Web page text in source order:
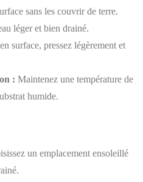
sans les couvrir de terre.
léger et bien drainé.
surface, pressez légèrement et
: Maintenez une température de
humide.
un emplacement ensoleillé